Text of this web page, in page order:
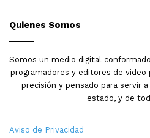
Quienes Somos
Somos un medio digital
programadores y editores de video
precisión y pensado para servir
estado, y de
Aviso de Privacidad